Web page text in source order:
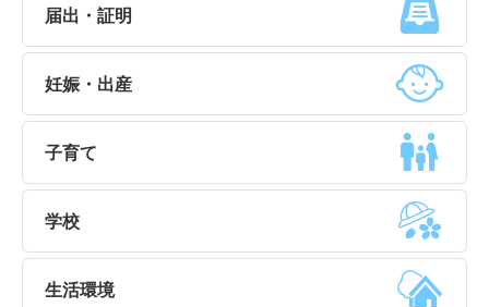
届出・証明
妊娠・出産
子育て
学校
生活環境